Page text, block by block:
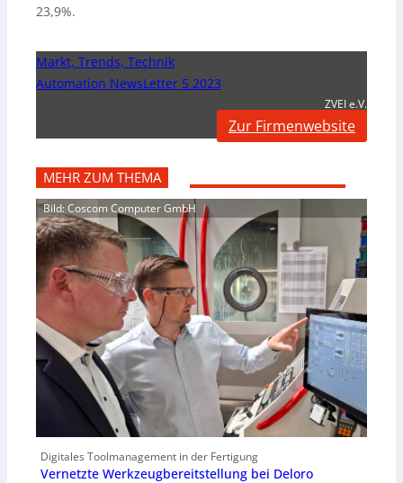
23,9%.
Markt, Trends, Technik
Automation NewsLetter 5 2023
ZVEI e.V.
Zur Firmenwebsite
MEHR ZUM THEMA
Bild: Coscom Computer GmbH
Digitales Toolmanagement in der Fertigung
Vernetzte Werkzeugbereitstellung bei Deloro